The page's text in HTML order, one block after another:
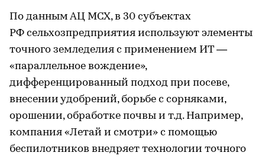
По данным АЦ МСХ, в 30 субъектах
РФ сельхозпредприятия используют элементы
точного земледелия с применением ИТ —
«параллельное вождение»,
дифференцированный подход при посеве,
внесении удобрений, борьбе с сорняками,
орошении, обработке почвы и т.д. Например,
компания «Летай и смотри» с помощью
беспилотников внедряет технологии точного